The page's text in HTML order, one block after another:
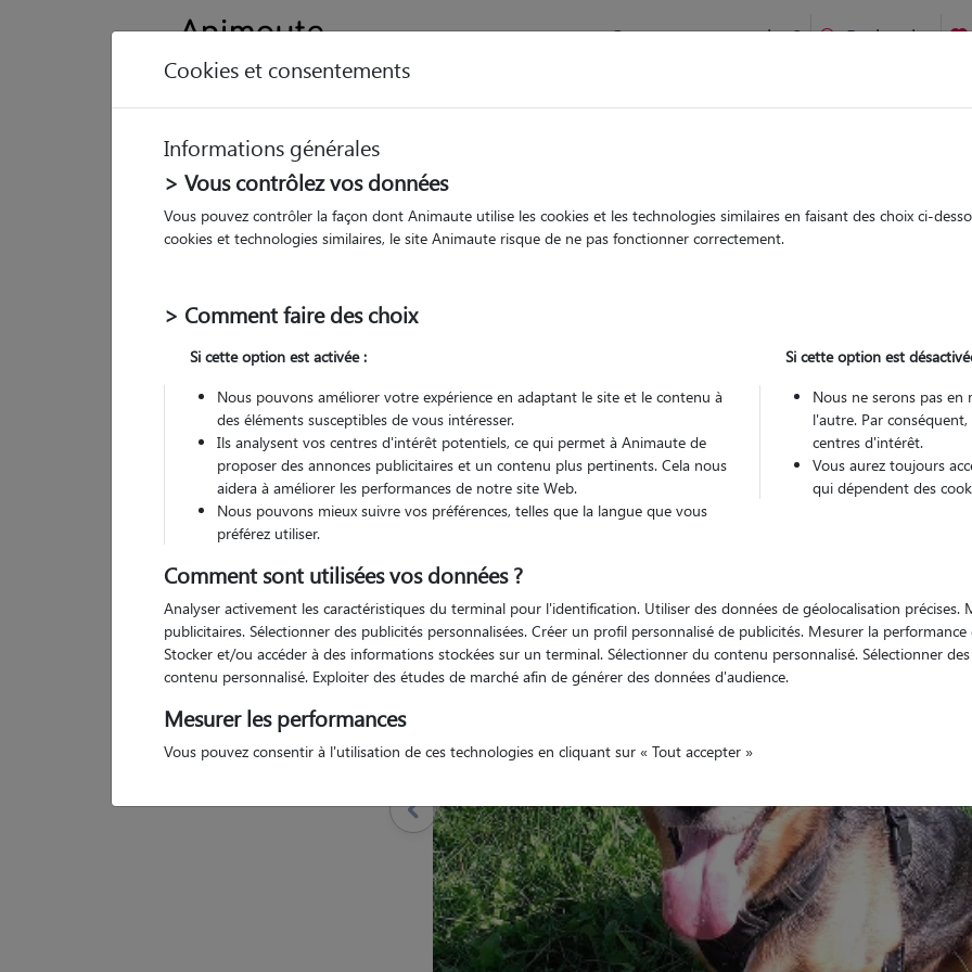
Comment ça marche ? Recherche
1 avis)
5/5
Sarah
chez le Pet Sitter
4 animaux
Cookies et consentements
Informations générales
> Vous contrôlez vos données
Vous pouvez contrôler la façon dont Animaute utilise les cookies et les technologies similaires en faisant des choix ci-
cookies et technologies similaires, le site Animaute risque de ne pas fonctionner correctement.
> Comment faire des choix
Si cette option est activée :
Nous pouvons améliorer votre expérience en adaptant le site et le contenu à
des éléments susceptibles de vous intéresser.
Ils analysent vos centres d'intérêt potentiels, ce qui permet à Animaute de
proposer des annonces publicitaires et un contenu plus pertinents. Cela nous
aidera à améliorer les performances de notre site Web.
Nous pouvons mieux suivre vos préférences, telles que la langue que vous
préférez utiliser.
Si cette option est
Nous ne serons pas en
l'autre. Par
centres d'intérêt.
Vous aurez toujours
qui dépendent des
Comment sont utilisées vos données ?
Analyser activement les caractéristiques du terminal pour l'identification. Utiliser des données de géolocalisation précises.
publicitaires. Sélectionner des publicités personnalisées. Créer un profil personnalisé de publicités. Mesurer la
Stocker et/ou accéder à des informations stockées sur un terminal. Sélectionner du contenu personnalisé. Sélectionner
contenu personnalisé. Exploiter des études de marché afin de générer des données d'audience.
Mesurer les performances
Vous pouvez consentir à l'utilisation de ces technologies en cliquant sur « Tout accepter »